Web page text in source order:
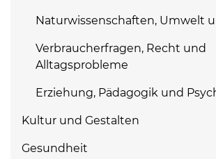
Naturwissenschaften, Umwelt
Verbraucherfragen, Recht und
Alltagsprobleme
Erziehung, Pädagogik und
Kultur und Gestalten
Gesundheit